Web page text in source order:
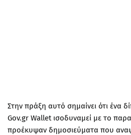
Στην πράξη αυτό σημαίνει ότι ένα
Gov.gr Wallet ισοδυναμεί με το
προέκυψαν δημοσιεύματα που